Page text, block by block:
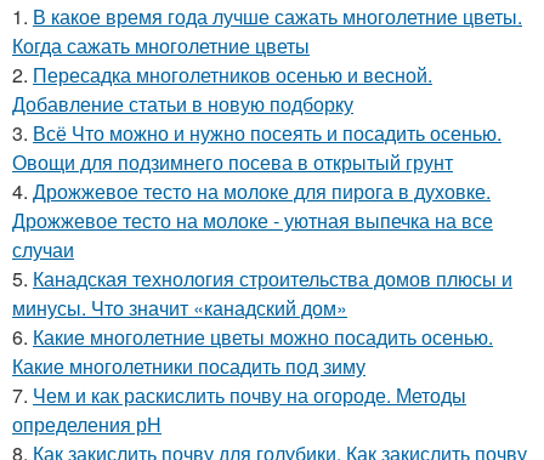
1. В какое время года лучше сажать многолетние цветы.
Когда сажать многолетние цветы
2. Пересадка многолетников осенью и весной.
Добавление статьи в новую подборку
3. Всё Что можно и нужно посеять и посадить осенью.
Овощи для подзимнего посева в открытый грунт
4. Дрожжевое тесто на молоке для пирога в духовке.
Дрожжевое тесто на молоке - уютная выпечка на все
случаи
5. Канадская технология строительства домов плюсы и
минусы. Что значит «канадский дом»
6. Какие многолетние цветы можно посадить осенью.
Какие многолетники посадить под зиму
7. Чем и как раскислить почву на огороде. Методы
определения рН
8. Как закислить почву для голубики. Как закислить почву